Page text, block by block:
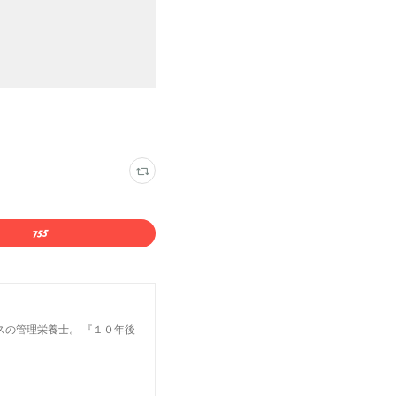
管理栄養士。 『１０年後